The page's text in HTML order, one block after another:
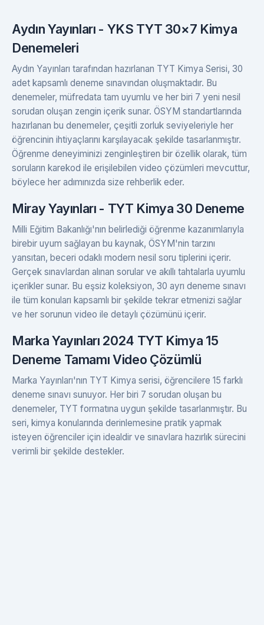
Aydın Yayınları - YKS TYT 30×7 Kimya
Denemeleri
Aydın Yayınları tarafından hazırlanan TYT Kimya Serisi, 30
adet kapsamlı deneme sınavından oluşmaktadır. Bu
denemeler, müfredata tam uyumlu ve her biri 7 yeni nesil
sorudan oluşan zengin içerik sunar. ÖSYM standartlarında
hazırlanan bu denemeler, çeşitli zorluk seviyeleriyle her
öğrencinin ihtiyaçlarını karşılayacak şekilde tasarlanmıştır.
Öğrenme deneyiminizi zenginleştiren bir özellik olarak, tüm
soruların karekod ile erişilebilen video çözümleri mevcuttur,
böylece her adımınızda size rehberlik eder.
Miray Yayınları - TYT Kimya 30 Deneme
Milli Eğitim Bakanlığı'nın belirlediği öğrenme kazanımlarıyla
birebir uyum sağlayan bu kaynak, ÖSYM'nin tarzını
yansıtan, beceri odaklı modern nesil soru tiplerini içerir.
Gerçek sınavlardan alınan sorular ve akıllı tahtalarla uyumlu
içerikler sunar. Bu eşsiz koleksiyon, 30 ayrı deneme sınavı
ile tüm konuları kapsamlı bir şekilde tekrar etmenizi sağlar
ve her sorunun video ile detaylı çözümünü içerir.
Marka Yayınları 2024 TYT Kimya 15
Deneme Tamamı Video Çözümlü
Marka Yayınları'nın TYT Kimya serisi, öğrencilere 15 farklı
deneme sınavı sunuyor. Her biri 7 sorudan oluşan bu
denemeler, TYT formatına uygun şekilde tasarlanmıştır. Bu
seri, kimya konularında derinlemesine pratik yapmak
isteyen öğrenciler için idealdir ve sınavlara hazırlık sürecini
verimli bir şekilde destekler.